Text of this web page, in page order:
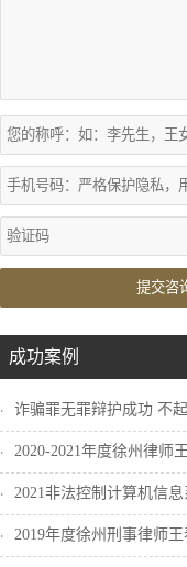
提交咨
成功案例
诈骗罪无罪辩护成功 不
2020-2021年度徐州律师
2021非法控制计算机信
2019年度徐州刑事律师